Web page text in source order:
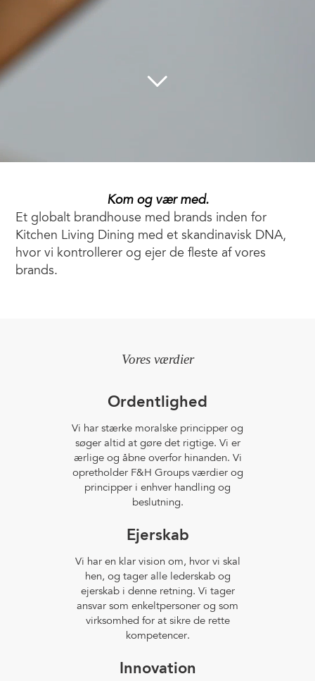
Kom og vær med.
Et globalt brandhouse med brands inden for
Kitchen Living Dining med et skandinavisk DNA,
hvor vi kontrollerer og ejer de fleste af vores
brands.
Vores værdier
Ordentlighed
Vi har stærke moralske principper og
søger altid at gøre det rigtige. Vi er
ærlige og åbne overfor hinanden. Vi
opretholder F&H Groups værdier og
principper i enhver handling og
beslutning.
Ejerskab
Vi har en klar vision om, hvor vi skal
hen, og tager alle lederskab og
ejerskab i denne retning. Vi tager
ansvar som enkeltpersoner og som
virksomhed for at sikre de rette
kompetencer.
Innovation